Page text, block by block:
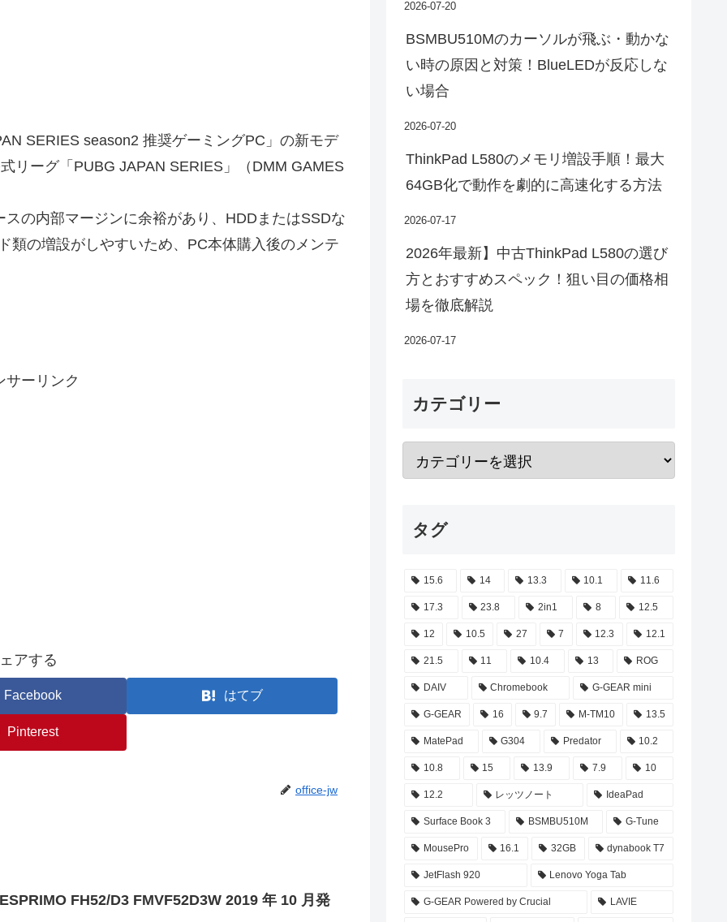
SERIES season2 推奨ゲーミングPC」の新モデ
リーグ「PUBG JAPAN SERIES」（DMM GAMES
の内部マージンに余裕があり、HDDまたはSSDな
類の増設がしやすいため、PC本体購入後のメンテ
サーリンク
アする
Facebook はてブ
Pinterest
office-jw
FH52/D3 FMVF52D3W 2019 年 10 月発
2026-07-20
BSMBU510Mのカーソルが飛ぶ・動かな
い時の原因と対策！BlueLEDが反応しな
い場合
2026-07-20
ThinkPad L580のメモリ増設手順！最大
64GB化で動作を劇的に高速化する方法
2026-07-17
2026年最新】中古ThinkPad L580の選び
方とおすすめスペック！狙い目の価格相
場を徹底解説
2026-07-17
カテゴリー
タグ
15.6 14 13.3 10.1 11.6
17.3 23.8 2in1 8 12.5
12 10.5 27 7 12.3 12.1
21.5 11 10.4 13 ROG
DAIV Chromebook G-GEAR mini
G-GEAR 16 9.7 M-TM10 13.5
MatePad G304 Predator 10.2
10.8 15 13.9 7.9 10
12.2 レッツノート IdeaPad
Surface Book 3 BSMBU510M G-Tune
MousePro 16.1 32GB dynabook T7
JetFlash 920 Lenovo Yoga Tab
G-GEAR Powered by Crucial LAVIE